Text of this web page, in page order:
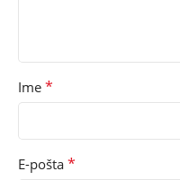
Ime *
E-pošta *